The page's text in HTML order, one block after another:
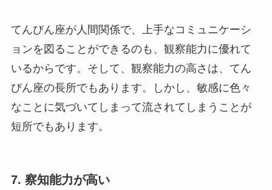
てんびん座が人間関係で、上手なコミュニケーシ
ョンを図ることができるのも、観察能力に優れて
いるからです。そして、観察能力の高さは、てん
びん座の長所でもあります。しかし、敏感に色々
なことに気づいてしまって流されてしまうことが
短所でもあります。
7. 察知能力が高い